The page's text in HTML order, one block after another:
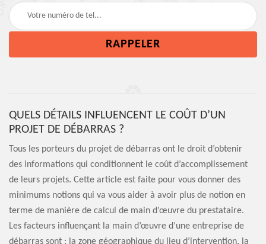
QUELS DÉTAILS INFLUENCENT LE COÛT D’UN
PROJET DE DÉBARRAS ?
Tous les porteurs du projet de débarras ont le droit d’obtenir
des informations qui conditionnent le coût d’accomplissement
de leurs projets. Cette article est faite pour vous donner des
minimums notions qui va vous aider à avoir plus de notion en
terme de manière de calcul de main d’œuvre du prestataire.
Les facteurs influençant la main d’œuvre d’une entreprise de
débarras sont : la zone géographique du lieu d’intervention, la